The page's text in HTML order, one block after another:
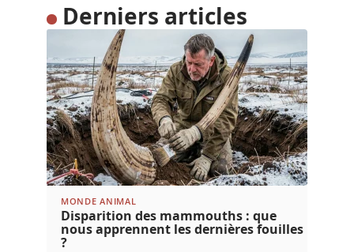
Derniers articles
MONDE ANIMAL
Disparition des mammouths : que
nous apprennent les dernières fouilles
?